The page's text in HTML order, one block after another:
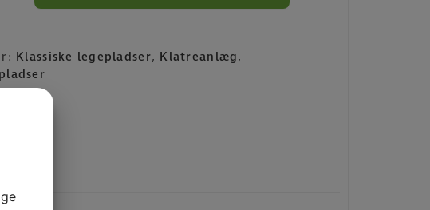
Klassiske legepladser, Klatreanlæg,